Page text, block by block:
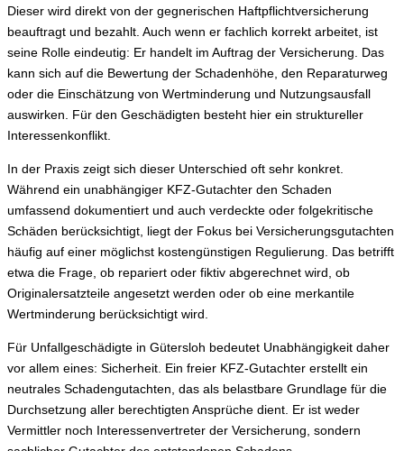
Dieser wird direkt von der gegnerischen Haftpflichtversicherung
beauftragt und bezahlt. Auch wenn er fachlich korrekt arbeitet, ist
seine Rolle eindeutig: Er handelt im Auftrag der Versicherung. Das
kann sich auf die Bewertung der Schadenhöhe, den Reparaturweg
oder die Einschätzung von Wertminderung und Nutzungsausfall
auswirken. Für den Geschädigten besteht hier ein struktureller
Interessenkonflikt.
In der Praxis zeigt sich dieser Unterschied oft sehr konkret.
Während ein unabhängiger KFZ-Gutachter den Schaden
umfassend dokumentiert und auch verdeckte oder folgekritische
Schäden berücksichtigt, liegt der Fokus bei Versicherungsgutachten
häufig auf einer möglichst kostengünstigen Regulierung. Das betrifft
etwa die Frage, ob repariert oder fiktiv abgerechnet wird, ob
Originalersatzteile angesetzt werden oder ob eine merkantile
Wertminderung berücksichtigt wird.
Für Unfallgeschädigte in Gütersloh bedeutet Unabhängigkeit daher
vor allem eines: Sicherheit. Ein freier KFZ-Gutachter erstellt ein
neutrales Schadengutachten, das als belastbare Grundlage für die
Durchsetzung aller berechtigten Ansprüche dient. Er ist weder
Vermittler noch Interessenvertreter der Versicherung, sondern